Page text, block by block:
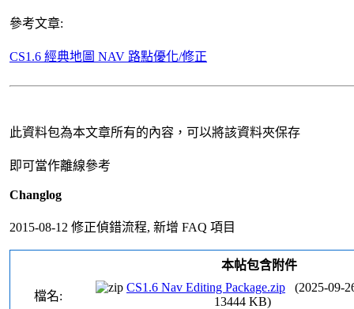
參考文章:
CS1.6 經典地圖 NAV 路點優化/修正
此資料包為本文章所有的內容，可以將該資料夾保存
即可當作離線參考
Changlog
2015-08-12 修正偵錯流程, 新增 FAQ 項目
本帖包含附件
檔名:
CS1.6 Nav Editing Package.zip (2025-09-
13444KB)